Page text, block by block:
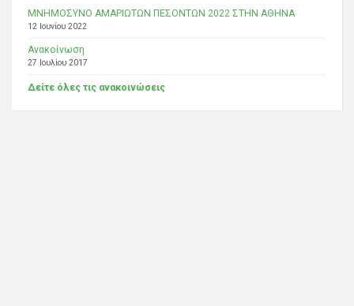
ΜΝΗΜΟΣΥΝΟ ΑΜΑΡΙΩΤΩΝ ΠΕΣΟΝΤΩΝ 2022 ΣΤΗΝ ΑΘΗΝΑ
12 Ιουνίου 2022
Ανακοίνωση
27 Ιουλίου 2017
Δείτε όλες τις ανακοινώσεις